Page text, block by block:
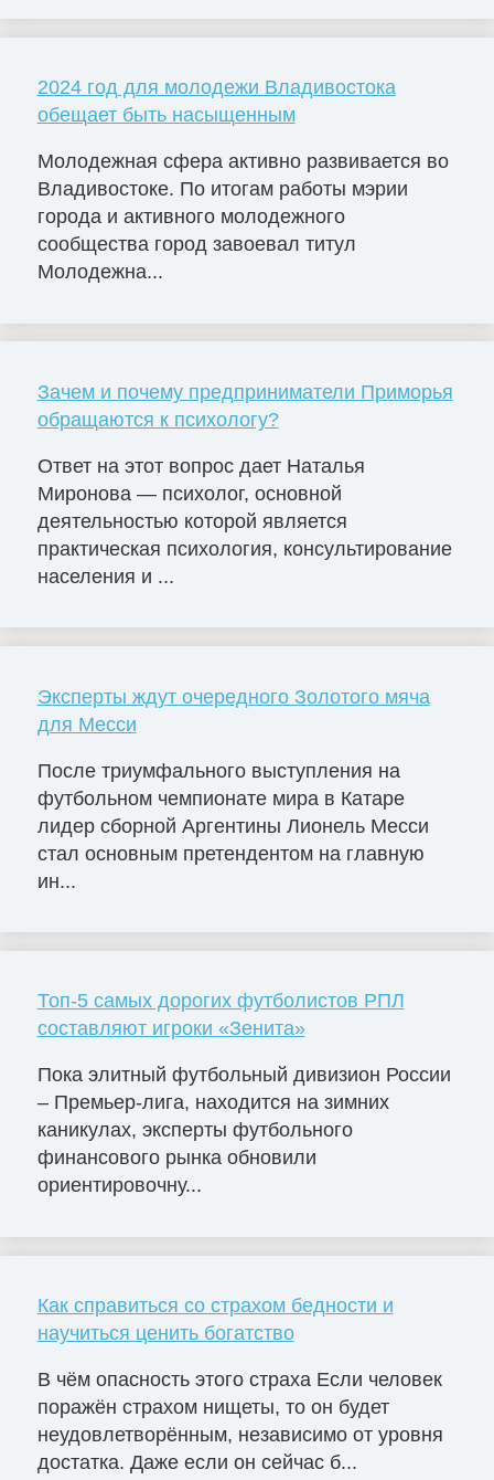
2024 год для молодежи Владивостока
обещает быть насыщенным
Молодежная сфера активно развивается во
Владивостоке. По итогам работы мэрии
города и активного молодежного
сообщества город завоевал титул
Молодежна...
Зачем и почему предприниматели Приморья
обращаются к психологу?
Ответ на этот вопрос дает Наталья
Миронова — психолог, основной
деятельностью которой является
практическая психология, консультирование
населения и ...
Эксперты ждут очередного Золотого мяча
для Месси
После триумфального выступления на
футбольном чемпионате мира в Катаре
лидер сборной Аргентины Лионель Месси
стал основным претендентом на главную
ин...
Топ-5 самых дорогих футболистов РПЛ
составляют игроки «Зенита»
Пока элитный футбольный дивизион России
– Премьер-лига, находится на зимних
каникулах, эксперты футбольного
финансового рынка обновили
ориентировочну...
Как справиться со страхом бедности и
научиться ценить богатство
В чём опасность этого страха Если человек
поражён страхом нищеты, то он будет
неудовлетворённым, независимо от уровня
достатка. Даже если он сейчас б...